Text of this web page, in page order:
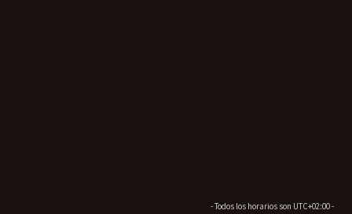
- Todos los horarios son UTC+02:00-